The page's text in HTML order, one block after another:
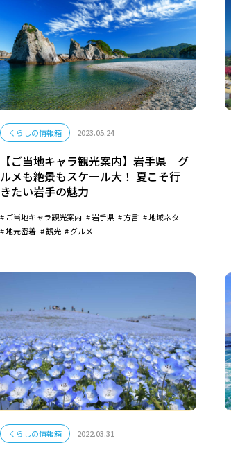
くらしの情報箱 2023.05.24
【ご当地キャラ観光案内】岩手県 グ
ルメも絶景もスケール大！ 夏こそ行
きたい岩手の魅力
ご当地キャラ観光案内 岩手県 方言
地域ネタ
地元密着
観光 グルメ
くらしの情報箱 2022.03.31